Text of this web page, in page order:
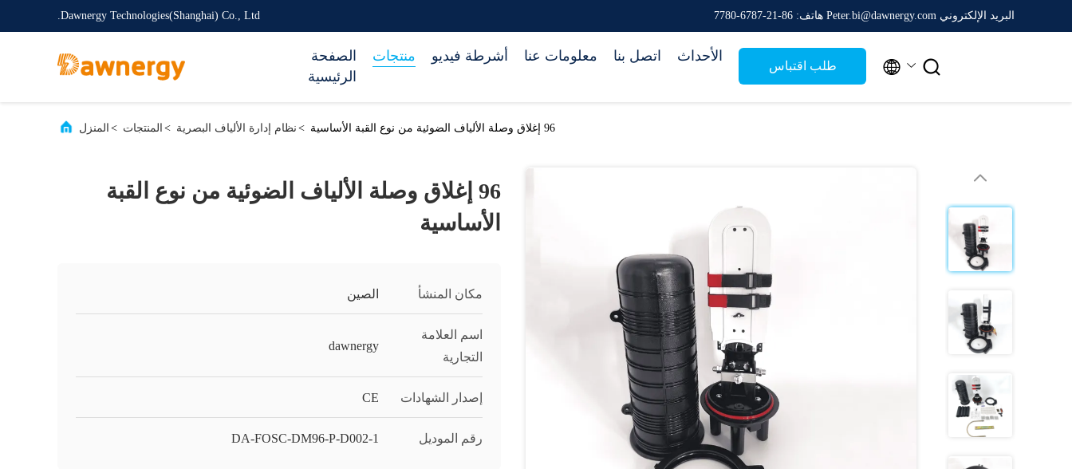
Dawnergy Technologies(Shanghai) Co., Ltd. البريد الإلكتروني Peter.bi@dawnergy.com هاتف: 86-21-6787-7780
الصفحة
الرئيسية
منتجات أشرطة فيديو معلومات عنا اتصل بنا الأحداث
طلب اقتباس  
المنزل > المنتجات > نظام إدارة الألياف البصرية > 96 إغلاق وصلة الألياف الضوئية من نوع القبة الأساسية
96 إغلاق وصلة الألياف الضوئية من نوع القبة
الأساسية
مكان المنشأ الصين
اسم العلامة
التجارية
dawnergy
إصدار الشهادات CE
رقم الموديل DA-FOSC-DM96-P-D002-1